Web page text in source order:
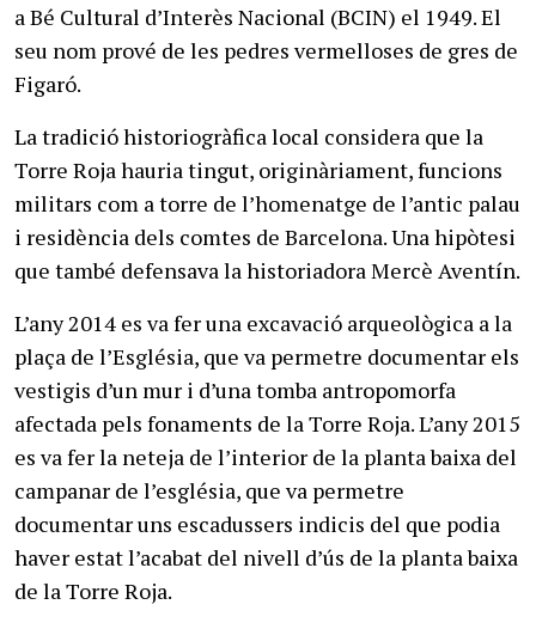
a Bé Cultural d’Interès Nacional (BCIN) el 1949. El
seu nom prové de les pedres vermelloses de gres de
Figaró.
La tradició historiogràfica local considera que la
Torre Roja hauria tingut, originàriament, funcions
militars com a torre de l’homenatge de l’antic palau
i residència dels comtes de Barcelona. Una hipòtesi
que també defensava la historiadora Mercè Aventín.
L’any 2014 es va fer una excavació arqueològica a la
plaça de l’Església, que va permetre documentar els
vestigis d’un mur i d’una tomba antropomorfa
afectada pels fonaments de la Torre Roja. L’any 2015
es va fer la neteja de l’interior de la planta baixa del
campanar de l’església, que va permetre
documentar uns escadussers indicis del que podia
haver estat l’acabat del nivell d’ús de la planta baixa
de la Torre Roja.